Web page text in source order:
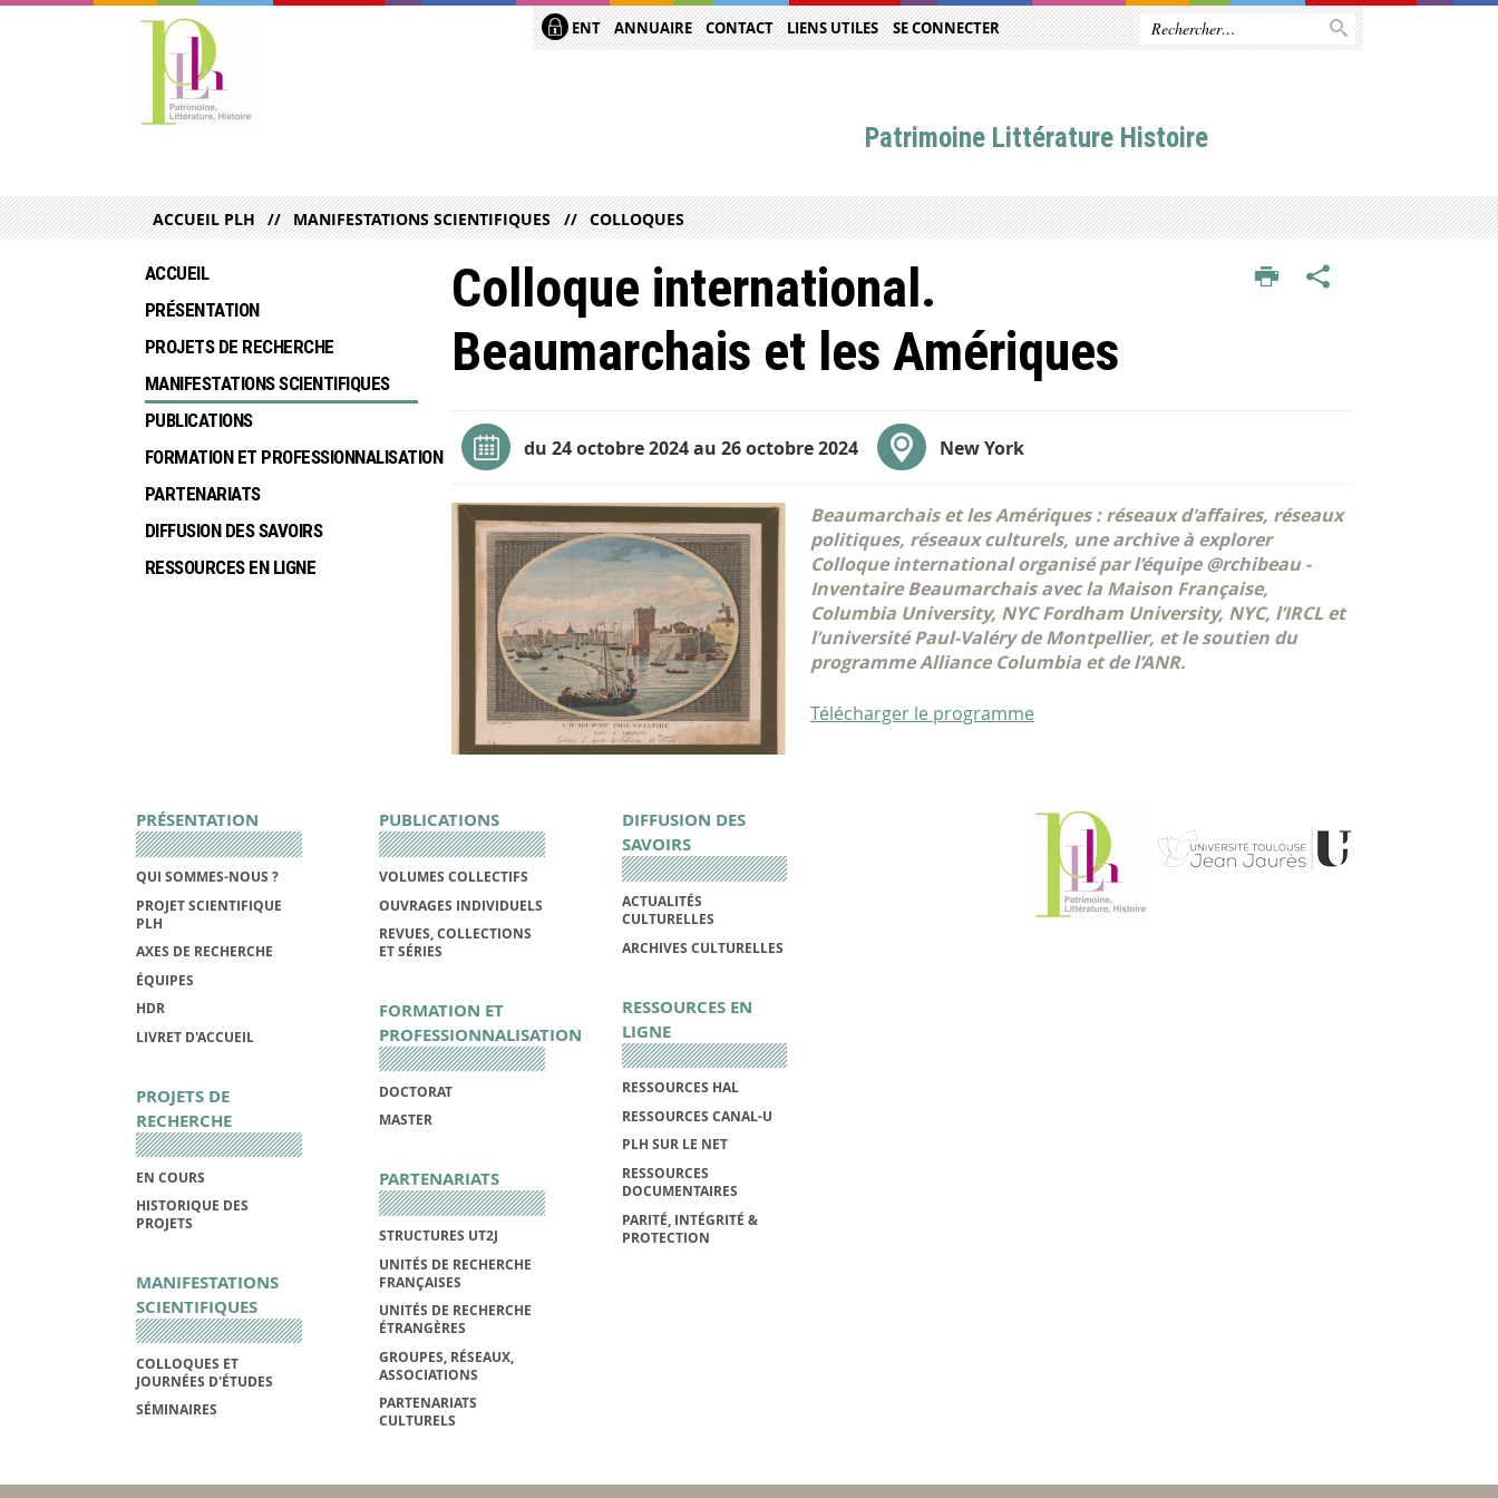
ENT ANNUAIRE CONTACT LIENS UTILES SE CONNECTER
Patrimoine Littérature Histoire
ACCUEIL PLH MANIFESTATIONS SCIENTIFIQUES COLLOQUES
Colloque international.
Beaumarchais et les Amériques
du 24 octobre 2024 au 26 octobre 2024 New York
Beaumarchais et les Amériques : réseaux d'affaires, réseaux
politiques, réseaux culturels, une archive à explorer
Colloque international organisé par l’équipe @rchibeau -
Inventaire Beaumarchais avec la Maison Française,
Columbia University, NYC Fordham University, NYC, l’IRCL et
l’université Paul-Valéry de Montpellier, et le soutien du
programme Alliance Columbia et de l’ANR.
Télécharger le programme
ACCUEIL
PRÉSENTATION
PROJETS DE RECHERCHE
MANIFESTATIONS SCIENTIFIQUES
PUBLICATIONS
FORMATION ET PROFESSIONNALISATION
PARTENARIATS
DIFFUSION DES SAVOIRS
RESSOURCES EN LIGNE
PRÉSENTATION
QUI SOMMES-NOUS ?
PROJET SCIENTIFIQUE
PLH
AXES DE RECHERCHE
ÉQUIPES
HDR
LIVRET D'ACCUEIL
PROJETS DE
RECHERCHE
EN COURS
HISTORIQUE DES
PROJETS
MANIFESTATIONS
SCIENTIFIQUES
COLLOQUES ET
JOURNÉES D'ÉTUDES
SÉMINAIRES
PUBLICATIONS
VOLUMES COLLECTIFS
OUVRAGES INDIVIDUELS
REVUES, COLLECTIONS
ET SÉRIES
FORMATION ET
PROFESSIONNALISATION
DOCTORAT
MASTER
PARTENARIATS
STRUCTURES UT2J
UNITÉS DE RECHERCHE
FRANÇAISES
UNITÉS DE RECHERCHE
ÉTRANGÈRES
GROUPES, RÉSEAUX,
ASSOCIATIONS
PARTENARIATS
CULTURELS
DIFFUSION DES
SAVOIRS
ACTUALITÉS
CULTURELLES
ARCHIVES CULTURELLES
RESSOURCES EN
LIGNE
RESSOURCES HAL
RESSOURCES CANAL-U
PLH SUR LE NET
RESSOURCES
DOCUMENTAIRES
PARITÉ, INTÉGRITÉ &
PROTECTION